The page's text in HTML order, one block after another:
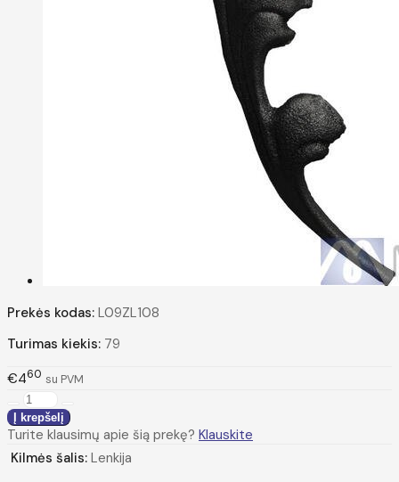
Prekės kodas: L09ZL108
Turimas kiekis: 79
€460 su PVM
Turite klausimų apie šią prekę? Klauskite
Kilmės šalis: Lenkija